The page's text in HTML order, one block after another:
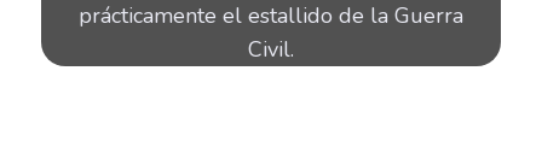
prácticamente el estallido de la Guerra
Civil.